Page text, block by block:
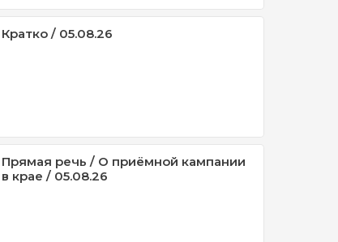
Кратко / 05.08.26
Прямая речь / О приёмной кампании
в крае / 05.08.26